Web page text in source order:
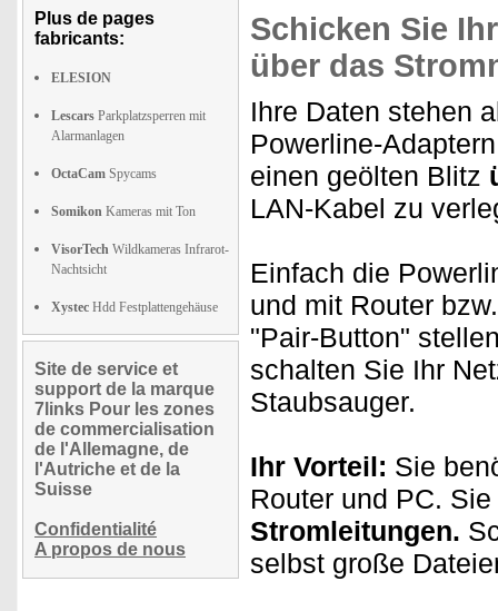
Plus de pages
fabricants:
ELESION
Lescars Parkplatzsperren mit
Alarmanlagen
OctaCam Spycams
Somikon Kameras mit Ton
VisorTech Wildkameras Infrarot-
Nachtsicht
Xystec Hdd Festplattengehäuse
Site de service et
support de la marque
7links Pour les zones
de commercialisation
de l'Allemagne, de
l'Autriche et de la
Suisse
Confidentialité
A propos de nous
Schicken Sie
über das
Ihre Daten stehen
Powerline-
einen geölten Blitz
LAN-Kabel zu
Einfach die
und mit Router
"Pair-Button"
schalten Sie Ihr
Staubsauger.
Ihr Vorteil: Sie
Router und PC.
Stromleitungen.
selbst große